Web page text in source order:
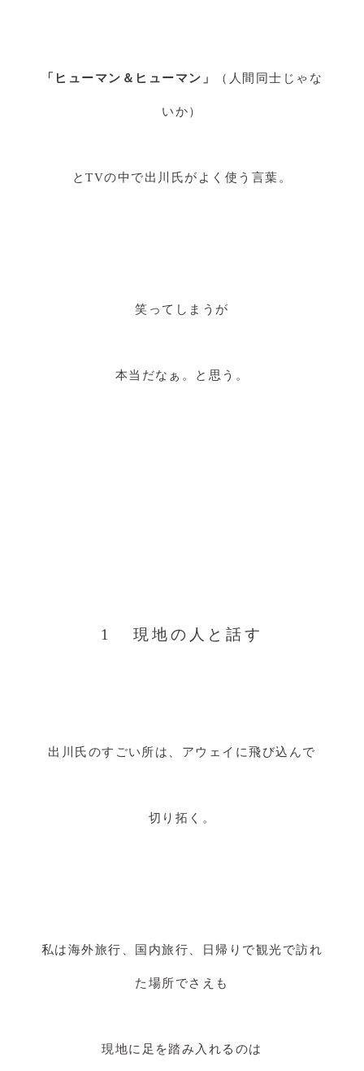
「ヒューマン＆ヒューマン」 （人間同士じゃな
いか）
とTVの中で出川氏がよく使う言葉。
笑ってしまうが
本当だなぁ。と思う。
1 現地の人と話す
出川氏のすごい所は、アウェイに飛び込んで
切り拓く。
私は海外旅行、国内旅行、日帰りで観光で訪れ
た場所でさえも
現地に足を踏み入れるのは